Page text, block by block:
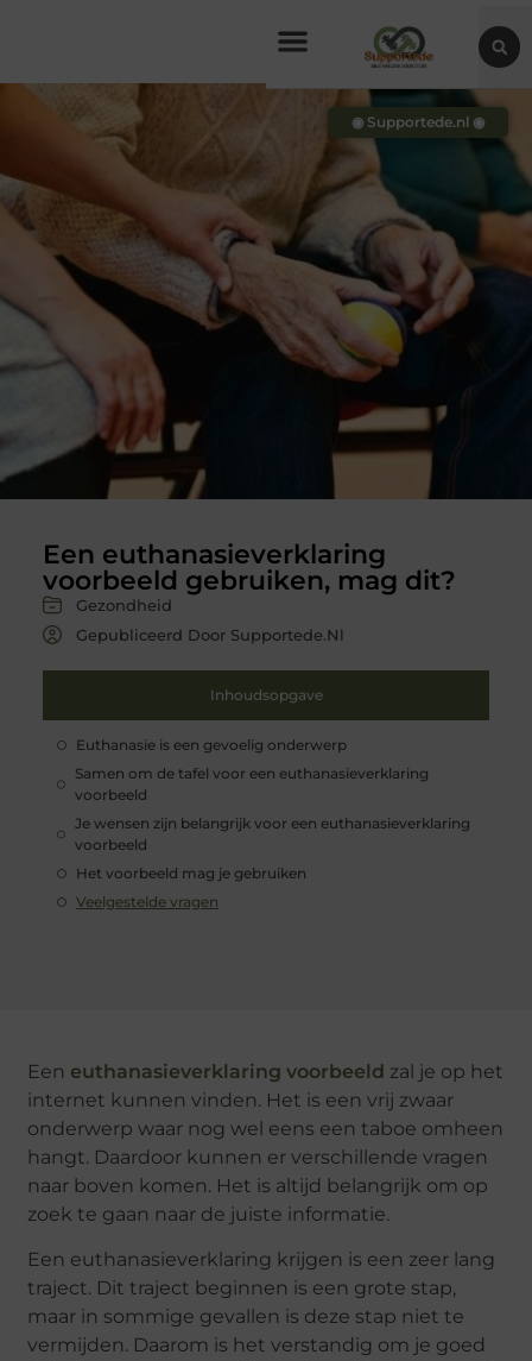
Een euthanasieverklaring
voorbeeld gebruiken, mag dit?
Gezondheid
Gepubliceerd Door Supportede.nl
Inhoudsopgave
Euthanasie is een gevoelig onderwerp
Samen om de tafel voor een euthanasieverklaring
voorbeeld
Je wensen zijn belangrijk voor een euthanasieverklaring
voorbeeld
Het voorbeeld mag je gebruiken
Veelgestelde vragen
◉ Supportede.nl ◉
Een euthanasieverklaring voorbeeld zal je op het
internet kunnen vinden. Het is een vrij zwaar
onderwerp waar nog wel eens een taboe omheen
hangt. Daardoor kunnen er verschillende vragen
naar boven komen. Het is altijd belangrijk om op
zoek te gaan naar de juiste informatie.
Een euthanasieverklaring krijgen is een zeer lang
traject. Dit traject beginnen is een grote stap,
maar in sommige gevallen is deze stap niet te
vermijden. Daarom is het verstandig om je goed